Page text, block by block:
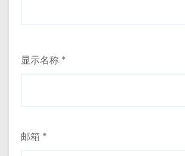
显示名称 *
邮箱 *